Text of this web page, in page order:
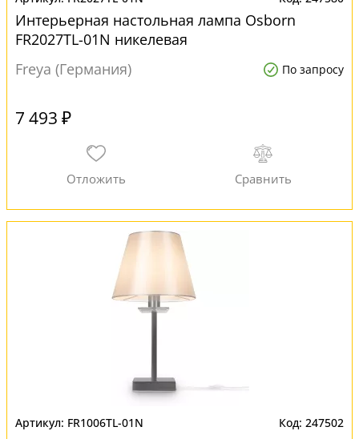
Интерьерная настольная лампа Osborn
FR2027TL-01N никелевая
Freya (Германия)
По запросу
7 493 ₽
FR1006TL-01N 247502